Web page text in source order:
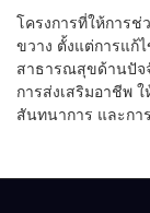
โครงการที่ให้การช่
ขวาง ตั้งแต่การแก้
สาธารณสุขด้านปัจ
การส่งเสริมอาชีพ
สันทนาการ และกา